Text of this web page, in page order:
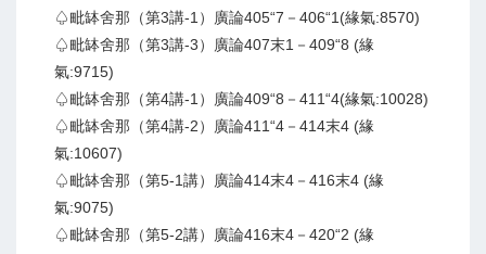
♤毗缽舍那（第3講-1）廣論405“7－406“1(緣氣:8570)
♤毗缽舍那（第3講-3）廣論407末1－409“8 (緣
氣:9715)
♤毗缽舍那（第4講-1）廣論409“8－411“4(緣氣:10028)
♤毗缽舍那（第4講-2）廣論411“4－414末4 (緣
氣:10607)
♤毗缽舍那（第5-1講）廣論414末4－416末4 (緣
氣:9075)
♤毗缽舍那（第5-2講）廣論416末4－420“2 (緣